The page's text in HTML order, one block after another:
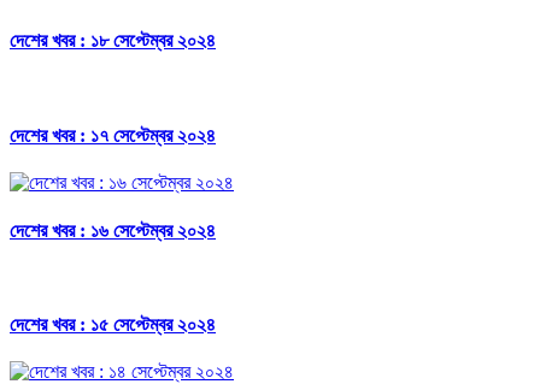
দেশের খবর : ১৮ সেপ্টেম্বর ২০২৪
দেশের খবর : ১৭ সেপ্টেম্বর ২০২৪
দেশের খবর : ১৬ সেপ্টেম্বর ২০২৪
দেশের খবর : ১৫ সেপ্টেম্বর ২০২৪